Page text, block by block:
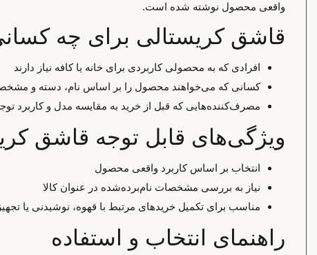
واقعی محصول نوشته شده است.
قاشق کریستالی برای چه
افرادی که به محصولی کاربردی برای خانه یا کافه نیاز دارند
کسانی که می‌خواهند محصول را بر اساس نام، دسته و
مصرف‌کننده‌هایی که قبل از خرید به مقایسه مدل و کاربرد
ویژگی‌های قابل توجه قاشق
انتخاب بر اساس کاربرد واقعی محصول
نیاز به بررسی مشخصات نام‌برده‌شده در عنوان کالا
مناسب برای تکمیل خریدهای مرتبط با قهوه، نوشیدنی یا
راهنمای انتخاب و استفاده